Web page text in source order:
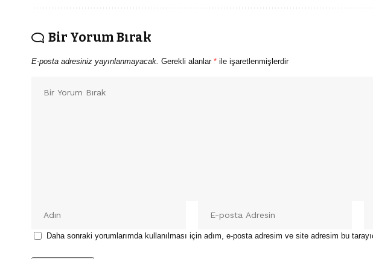
Bir Yorum Bırak
E-posta adresiniz yayınlanmayacak. Gerekli alanlar * ile işaretlenmişlerdir
Daha sonraki yorumlarımda kullanılması için adım, e-posta adresim ve site adresim bu